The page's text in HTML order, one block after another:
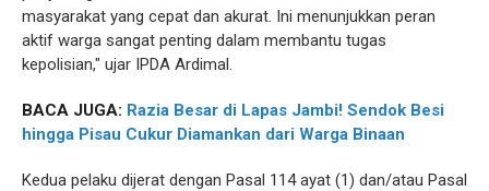
masyarakat yang cepat dan akurat. Ini menunjukkan peran
aktif warga sangat penting dalam membantu tugas
kepolisian," ujar IPDA Ardimal.
BACA JUGA: Razia Besar di Lapas Jambi! Sendok Besi
hingga Pisau Cukur Diamankan dari Warga Binaan
Kedua pelaku dijerat dengan Pasal 114 ayat (1) dan/atau Pasal